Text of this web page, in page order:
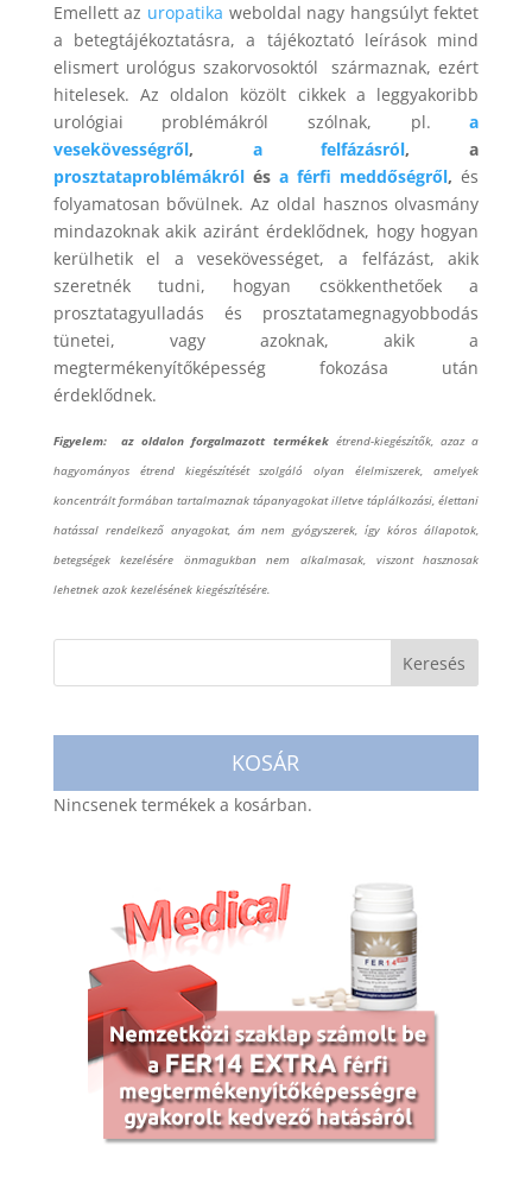
Emellett az uropatika weboldal nagy hangsúlyt fektet
a betegtájékoztatásra, a tájékoztató leírások mind
elismert urológus szakorvosoktól származnak, ezért
hitelesek. Az oldalon közölt cikkek a leggyakoribb
urológiai problémákról szólnak, pl.a
vesekövességről, a felfázásról, a
prosztataproblémákrólés a férfi meddőségről, és
folyamatosan bővülnek. Az oldal hasznos olvasmány
mindazoknak akik aziránt érdeklődnek, hogy hogyan
kerülhetik el a vesekövességet, a felfázást, akik
szeretnék tudni, hogyan csökkenthetőek a
prosztatagyulladás és prosztatamegnagyobbodás
tünetei, vagy azoknak, akik a
megtermékenyítőképesség fokozása után
érdeklődnek.
Figyelem: az oldalon forgalmazott termékek étrend-kiegészítők, azaz a
hagyományos étrend kiegészítését szolgáló olyan élelmiszerek, amelyek
koncentrált formában tartalmaznak tápanyagokat illetve táplálkozási, élettani
hatással rendelkező anyagokat, ám nem gyógyszerek, így kóros állapotok,
betegségek kezelésére önmagukban nem alkalmasak, viszont hasznosak
lehetnek azok kezelésének kiegészítésére.
KOSÁR
Nincsenek termékek a kosárban.